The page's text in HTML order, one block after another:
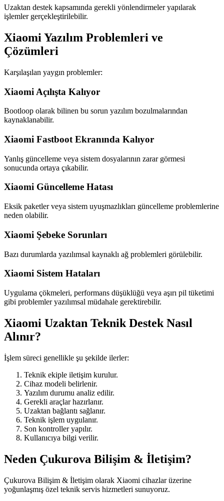
Uzaktan destek kapsamında gerekli yönlendirmeler yapılarak
işlemler gerçekleştirilebilir.
Xiaomi Yazılım Problemleri ve
Çözümleri
Karşılaşılan yaygın problemler:
Xiaomi Açılışta Kalıyor
Bootloop olarak bilinen bu sorun yazılım bozulmalarından
kaynaklanabilir.
Xiaomi Fastboot Ekranında Kalıyor
Yanlış güncelleme veya sistem dosyalarının zarar görmesi
sonucunda ortaya çıkabilir.
Xiaomi Güncelleme Hatası
Eksik paketler veya sistem uyuşmazlıkları güncelleme problemlerine
neden olabilir.
Xiaomi Şebeke Sorunları
Bazı durumlarda yazılımsal kaynaklı ağ problemleri görülebilir.
Xiaomi Sistem Hataları
Uygulama çökmeleri, performans düşüklüğü veya aşırı pil tüketimi
gibi problemler yazılımsal müdahale gerektirebilir.
Xiaomi Uzaktan Teknik Destek Nasıl
Alınır?
İşlem süreci genellikle şu şekilde ilerler:
Teknik ekiple iletişim kurulur.
Cihaz modeli belirlenir.
Yazılım durumu analiz edilir.
Gerekli araçlar hazırlanır.
Uzaktan bağlantı sağlanır.
Teknik işlem uygulanır.
Son kontroller yapılır.
Kullanıcıya bilgi verilir.
Neden Çukurova Bilişim & İletişim?
Çukurova Bilişim & İletişim olarak Xiaomi cihazlar üzerine
yoğunlaşmış özel teknik servis hizmetleri sunuyoruz.